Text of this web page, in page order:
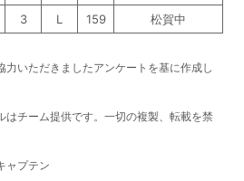
3 L 159 松賀中
いただきましたアンケートを基に作成し
はチーム提供です。一切の複製、転載を禁
ャプテン